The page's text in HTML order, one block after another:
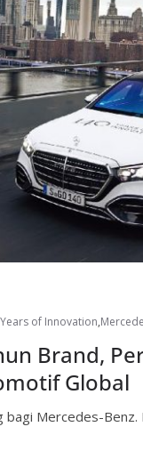
of Innovation,
Brand,
Global
Mercedes-Benz.